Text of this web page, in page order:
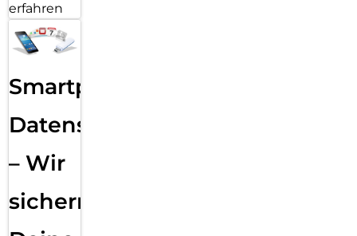
erfahren
Smartphone
Datensicherung
– Wir
sichern